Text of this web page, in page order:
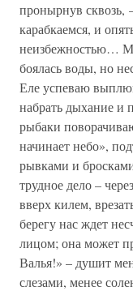
пронырнув сквозь,
карабкаемся, и
неизбежностью…
боялась воды, но
Еле успеваю
набрать дыхание и
рыбаки
начинает небо»,
рывками и
трудное дело –
вверх килем,
берегу нас ждет
лицом; она может
Валья!» – душит
слезами, менее